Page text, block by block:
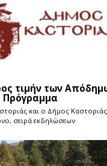
τιμήν των
Πρόγραμμα
και ο Δήμος
σειρά εκδηλώσεων